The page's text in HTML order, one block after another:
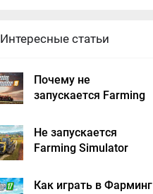
Интересные статьи
Почему не
запускается Farming
решение
Не запускается
Farming Simulator
Как играть в Фарминг